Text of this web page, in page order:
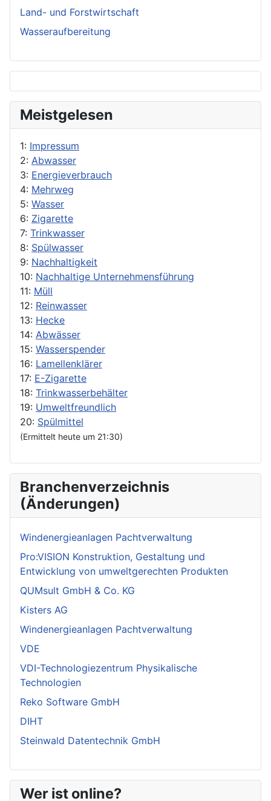
Land- und Forstwirtschaft
Wasseraufbereitung
Meistgelesen
1: Impressum
2: Abwasser
3: Energieverbrauch
4: Mehrweg
5: Wasser
6: Zigarette
7: Trinkwasser
8: Spülwasser
9: Nachhaltigkeit
10: Nachhaltige Unternehmensführung
11: Müll
12: Reinwasser
13: Hecke
14: Abwässer
15: Wasserspender
16: Lamellenklärer
17: E-Zigarette
18: Trinkwasserbehälter
19: Umweltfreundlich
20: Spülmittel
(Ermittelt heute um 21:30)
Branchenverzeichnis
(Änderungen)
Windenergieanlagen Pachtverwaltung
Pro:VISION Konstruktion, Gestaltung und
Entwicklung von umweltgerechten Produkten
QUMsult GmbH & Co. KG
Kisters AG
Windenergieanlagen Pachtverwaltung
VDE
VDI-Technologiezentrum Physikalische
Technologien
Reko Software GmbH
DIHT
Steinwald Datentechnik GmbH
Wer ist online?